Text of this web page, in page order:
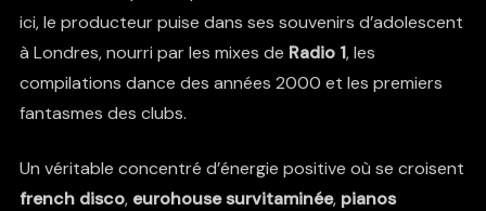
ici, le producteur puise dans ses souvenirs d’adolescent
à Londres, nourri par les mixes de Radio 1, les
compilations dance des années 2000 et les premiers
fantasmes des clubs.
Un véritable concentré d’énergie positive où se croisent
french disco, eurohouse survitaminée, pianos